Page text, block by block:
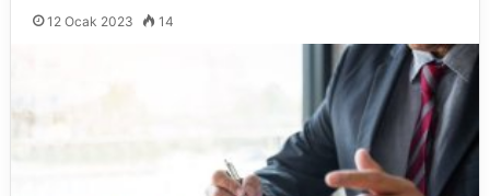
12 Ocak 2023 14